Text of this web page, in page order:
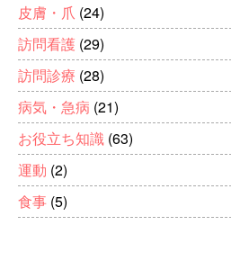
皮膚・爪 (24)
訪問看護 (29)
訪問診療 (28)
病気・急病 (21)
お役立ち知識 (63)
運動 (2)
食事 (5)